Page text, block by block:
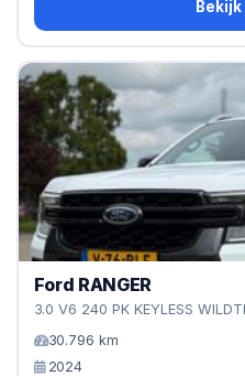
Bekijk
Ford RANGER
3.0 V6 240 PK KEYLESS
30.796 km
2024